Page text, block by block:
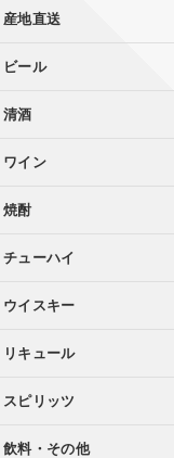
産地直送
ビール
清酒
ワイン
焼酎
チューハイ
ウイスキー
リキュール
スピリッツ
飲料・その他